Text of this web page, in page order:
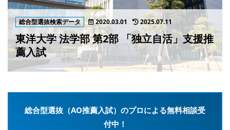
総合型選抜検索データ 2020.03.01 2025.07.11
東洋大学 法学部 第2部 「独立自活」支援推
薦入試
総合型選抜（AO推薦入試）のプロによる無料相談受
付中！